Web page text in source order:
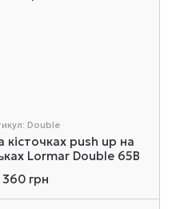
Double
кісточках push up на
Lormar Double 65B
360 грн